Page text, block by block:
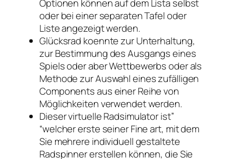
Optionen können auf dem Lista selbst
oder bei einer separaten Tafel oder
Liste angezeigt werden.
Glücksrad koennte zur Unterhaltung,
zur Bestimmung des Ausgangs eines
Spiels oder aber Wettbewerbs oder als
Methode zur Auswahl eines zufälligen
Components aus einer Reihe von
Möglichkeiten verwendet werden.
Dieser virtuelle Radsimulator ist”
“welcher erste seiner Fine art, mit dem
Sie mehrere individuell gestaltete
Radspinner erstellen können, die Sie